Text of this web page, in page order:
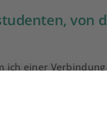
von
ich einer
von dem Wie
zu beginnen
davon,